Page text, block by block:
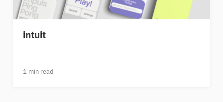
intuit
1 min read